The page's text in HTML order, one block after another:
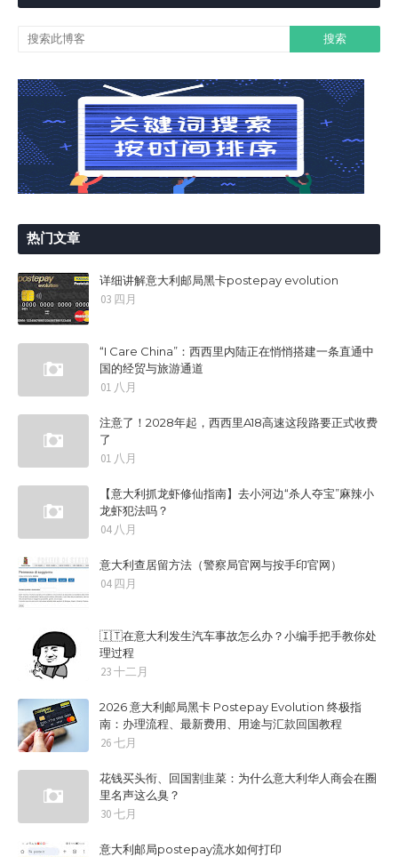
热门文章
详细讲解意大利邮局黑卡postepay evolution
03 四月
“I Care China”：西西里内陆正在悄悄搭建一条直通中
国的经贸与旅游通道
01 八月
注意了！2028年起，西西里A18高速这段路要正式收费
了
01 八月
【意大利抓龙虾修仙指南】去小河边“杀人夺宝”麻辣小
龙虾犯法吗？
04 八月
意大利查居留方法（警察局官网与按手印官网）
04 四月
🇮🇹在意大利发生汽车事故怎么办？小编手把手教你处
理过程
23 十二月
2026 意大利邮局黑卡 Postepay Evolution 终极指
南：办理流程、最新费用、用途与汇款回国教程
26 七月
花钱买头衔、回国割韭菜：为什么意大利华人商会在圈
里名声这么臭？
30 七月
意大利邮局postepay流水如何打印